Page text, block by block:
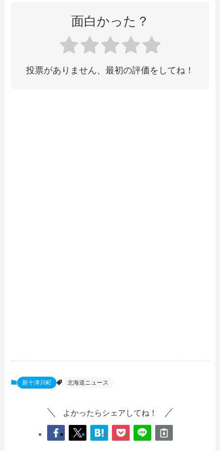
面白かった？
投票がありません、最初の評価をしてね！
新十津川町 北海道ニュース
よかったらシェアしてね！